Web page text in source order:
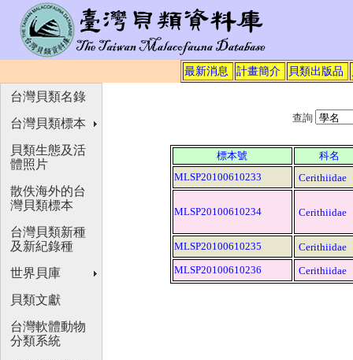
最新消息 計畫簡介 貝類出版品
查詢
標本號
科名
MLSP20100610233
Cerithiidae
MLSP20100610234 Cerithiidae
MLSP20100610235
Cerithiidae
MLSP20100610236
Cerithiidae
台灣貝類名錄
台灣貝類標本
貝類生態及活
體照片
散佚海外的台
灣貝類標本
台灣貝類新種
及新紀錄種
世界貝庫
貝類文獻
台灣軟體動物
分類系統